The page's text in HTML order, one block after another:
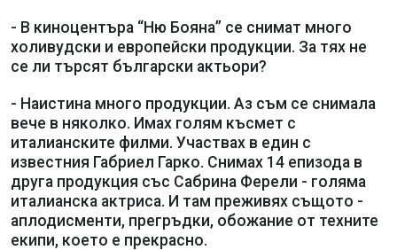
- В киноцентъра “Ню Бояна” се снимат много
холивудски и европейски продукции. За тях не
се ли търсят български актьори?
- Наистина много продукции. Аз съм се снимала
вече в няколко. Имах голям късмет с
италианските филми. Участвах в един с
известния Габриел Гарко. Снимах 14 епизода в
друга продукция със Сабрина Ферели - голяма
италианска актриса. И там преживях същото -
аплодисменти, прегръдки, обожание от техните
екипи, което е прекрасно.